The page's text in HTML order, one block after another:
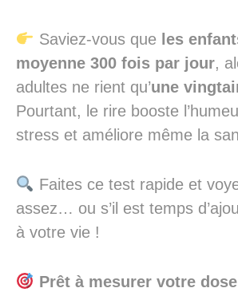
Saviez-vous que les
moyenne 300 fois par jour,
adultes ne rient qu’une
Pourtant, le rire booste
stress et améliore même la
Faites ce test rapide et
assez… ou s’il est temps
à votre vie !
Prêt à mesurer votre